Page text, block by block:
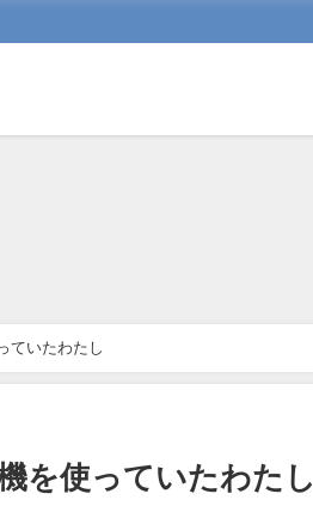
ていたわたし
を使っていたわたし